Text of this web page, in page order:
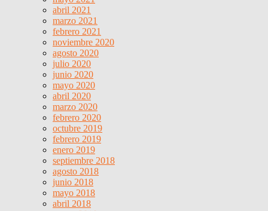
abril 2021
marzo 2021
febrero 2021
noviembre 2020
agosto 2020
julio 2020
junio 2020
mayo 2020
abril 2020
marzo 2020
febrero 2020
octubre 2019
febrero 2019
enero 2019
septiembre 2018
agosto 2018
junio 2018
mayo 2018
abril 2018